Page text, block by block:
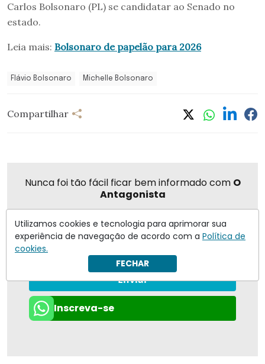
Carlos Bolsonaro (PL) se candidatar ao Senado no
estado.
Leia mais: Bolsonaro de papelão para 2026
Flávio Bolsonaro Michelle Bolsonaro
Compartilhar
Nunca foi tão fácil ficar bem informado com O
Antagonista
Eu concordo em receber notificações | Para obter mais
informações reveja nossaPolítica de Privacidade
Enviar
Inscreva-se
Utilizamos cookies e tecnologia para aprimorar sua
experiência de navegação de acordo com a Política de
cookies.
FECHAR